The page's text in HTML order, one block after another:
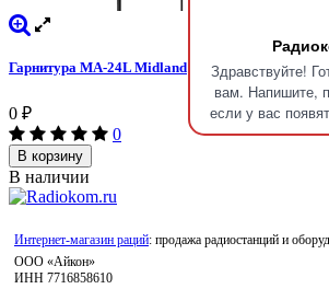
Здравствуйте!
вам. Напишите,
если у вас
Гарнитура МА-24L Midland
0 ₽
0
В корзину
В наличии
Интернет-магазин раций: продажа радиостанций и
ООО «Айкон»
ИНН 7716858610